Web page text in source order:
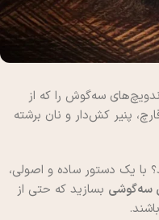
سه‌گوش را که از
پنیر کش‌دار و نان برشته
با یک دستور ساده و اصولی،
سه‌گوشی بسازید که حتی از